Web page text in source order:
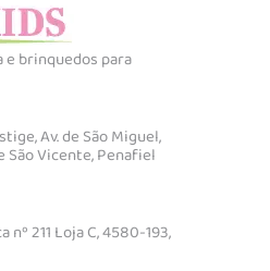
brinquedos para
Av. de São Miguel,
São Vicente, Penafiel
211 Loja C, 4580-193,